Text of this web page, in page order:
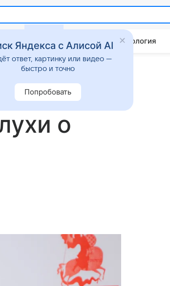
Гороскопы Стиль жизни Психология
о
Яндекса с Алисой AI
ответ, картинку или видео —
быстро и точно
Попробовать